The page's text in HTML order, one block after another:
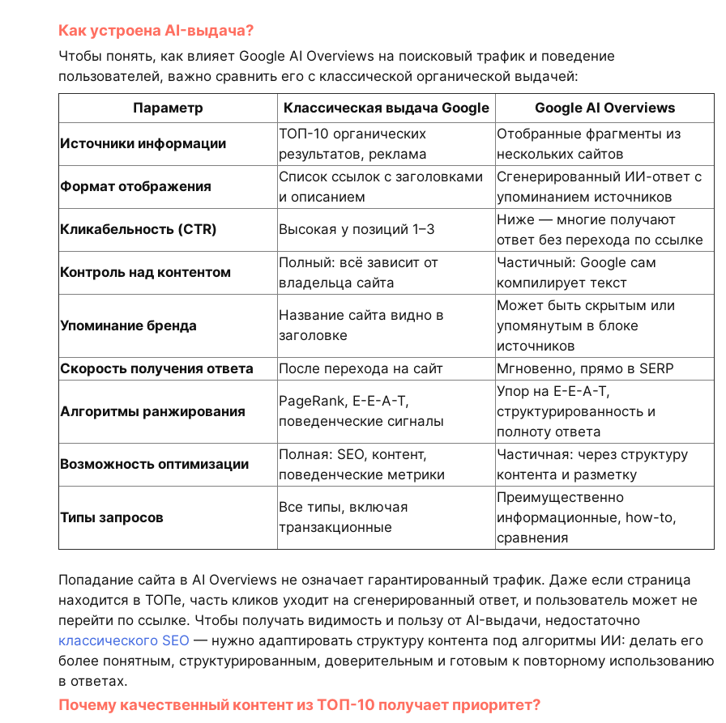
Как устроена AI-выдача?
Чтобы понять, как влияет Google AI Overviews на поисковый трафик и поведение
пользователей, важно сравнить его с классической органической выдачей:
Параметр
Классическая выдача Google Google AI Overviews
Источники информации
ТОП-10 органических
результатов, реклама
Отобранные фрагменты из
нескольких сайтов
Формат отображения
Список ссылок с заголовками
и описанием
Сгенерированный ИИ-ответ с
упоминанием источников
Кликабельность (CTR)
Высокая у позиций 1–3
Ниже — многие получают
ответ без перехода по ссылке
Контроль над контентом
Полный: всё зависит от
владельца сайта
Частичный: Google сам
компилирует текст
Упоминание бренда
Название сайта видно в
заголовке
Может быть скрытым или
упомянутым в блоке
источников
Скорость получения ответа
После перехода на сайт Мгновенно, прямо в SERP
Алгоритмы ранжирования
PageRank, E-E-A-T,
поведенческие сигналы
Упор на E-E-A-T,
структурированность и
полноту ответа
Возможность оптимизации
Полная: SEO, контент,
поведенческие метрики
Частичная: через структуру
контента и разметку
Типы запросов
Все типы, включая
транзакционные
Преимущественно
информационные, how-to,
сравнения
Попадание сайта в AI Overviews не означает гарантированный трафик. Даже если страница
находится в ТОПе, часть кликов уходит на сгенерированный ответ, и пользователь может не
перейти по ссылке. Чтобы получать видимость и пользу от AI-выдачи, недостаточно
классического SEO — нужно адаптировать структуру контента под алгоритмы ИИ: делать его
более понятным, структурированным, доверительным и готовым к повторному использованию
в ответах.
Почему качественный контент из ТОП-10 получает приоритет?